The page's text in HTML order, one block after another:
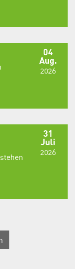
04
Aug.
2026
31
Juli
2026